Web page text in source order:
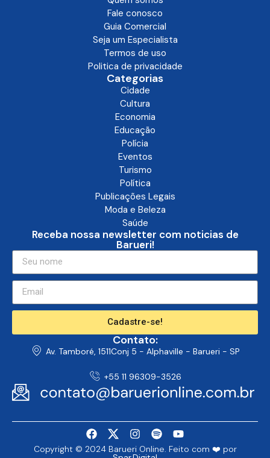
Quem somos
Fale conosco
Guia Comercial
Seja um Especialista
Termos de uso
Politica de privacidade
Categorias
Cidade
Cultura
Economia
Educação
Polícia
Eventos
Turismo
Política
Publicações Legais
Moda e Beleza
Saúde
Receba nossa newsletter com noticias de
Cadastre-se!
Contato:
+55 11 96309-3526